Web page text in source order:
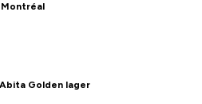
Montréal
Golden lager